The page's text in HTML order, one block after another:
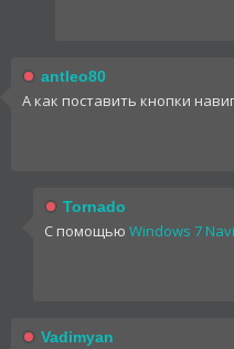
antleo80
А как поставить кнопки
Tornado
С помощью Windows 7
Vadimyan